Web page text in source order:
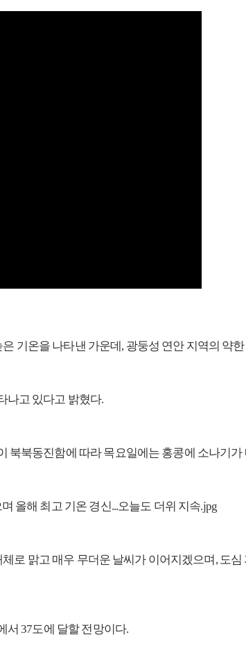
기온을 나타낸 가운데, 광둥성 연안 지역의 약
나고 있다고 밝혔다.
북북동진함에 따라 목요일에는 홍콩에 소나기가
로 맑고 매우 무더운 날씨가 이어지겠으며, 도
서 37도에 달할 전망이다.